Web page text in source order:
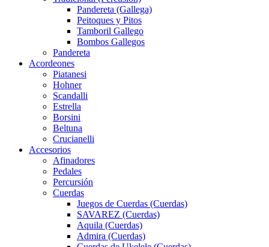
Pandereta (Gallega)
Peitoques y Pitos
Tamboril Gallego
Bombos Gallegos
Pandereta
Acordeones
Piatanesi
Hohner
Scandalli
Estrella
Borsini
Beltuna
Crucianelli
Accesorios
Afinadores
Pedales
Percursión
Cuerdas
Juegos de Cuerdas (Cuerdas)
SAVAREZ (Cuerdas)
Aquila (Cuerdas)
Admira (Cuerdas)